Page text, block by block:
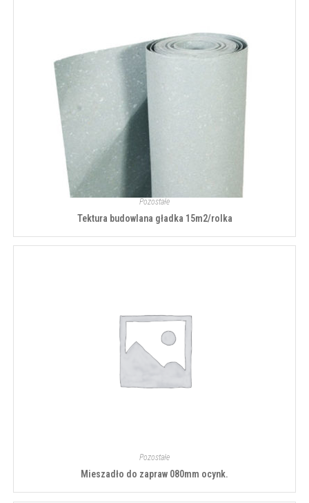
Pozostałe
Tektura budowlana gładka 15m2/rolka
Pozostałe
Mieszadło do zapraw 080mm ocynk.